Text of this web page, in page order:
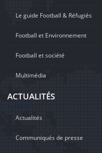
Le guide Football & Réfugiés
Football et Environnement
Football et société
Multimédia
ACTUALITÉS
Actualités
Communiqués de presse